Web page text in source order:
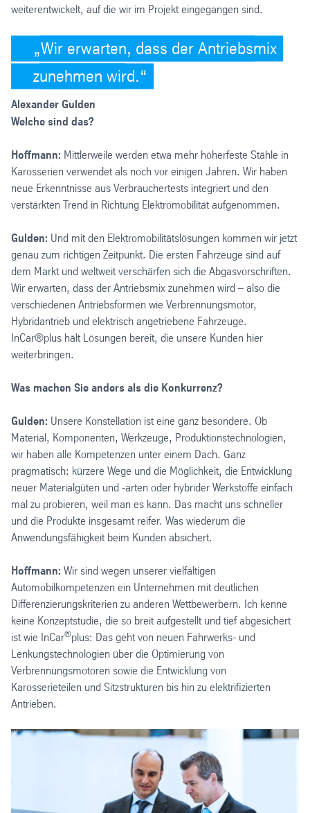
weiterentwickelt, auf die wir im Projekt eingegangen sind.
Wir erwarten, dass der Antriebsmix
zunehmen wird.
Alexander Gulden
Welche sind das?
Hoffmann: Mittlerweile werden etwa mehr höherfeste Stähle in
Karosserien verwendet als noch vor einigen Jahren. Wir haben
neue Erkenntnisse aus Verbrauchertests integriert und den
verstärkten Trend in Richtung Elektromobilität aufgenommen.
Gulden: Und mit den Elektromobilitätslösungen kommen wir jetzt
genau zum richtigen Zeitpunkt. Die ersten Fahrzeuge sind auf
dem Markt und weltweit verschärfen sich die Abgasvorschriften.
Wir erwarten, dass der Antriebsmix zunehmen wird – also die
verschiedenen Antriebsformen wie Verbrennungsmotor,
Hybridantrieb und elektrisch angetriebene Fahrzeuge.
InCar®plus hält Lösungen bereit, die unsere Kunden hier
weiterbringen.
Was machen Sie anders als die Konkurrenz?
Gulden: Unsere Konstellation ist eine ganz besondere. Ob
Material, Komponenten, Werkzeuge, Produktionstechnologien,
wir haben alle Kompetenzen unter einem Dach. Ganz
pragmatisch: kürzere Wege und die Möglichkeit, die Entwicklung
neuer Materialgüten und -arten oder hybrider Werkstoffe einfach
mal zu probieren, weil man es kann. Das macht uns schneller
und die Produkte insgesamt reifer. Was wiederum die
Anwendungsfähigkeit beim Kunden absichert.
Hoffmann: Wir sind wegen unserer vielfältigen
Automobilkompetenzen ein Unternehmen mit deutlichen
Differenzierungskriterien zu anderen Wettbewerbern. Ich kenne
keine Konzeptstudie, die so breit aufgestellt und tief abgesichert
ist wie InCar®plus: Das geht von neuen Fahrwerks- und
Lenkungstechnologien über die Optimierung von
Verbrennungsmotoren sowie die Entwicklung von
Karosserieteilen und Sitzstrukturen bis hin zu elektrifizierten
Antrieben.